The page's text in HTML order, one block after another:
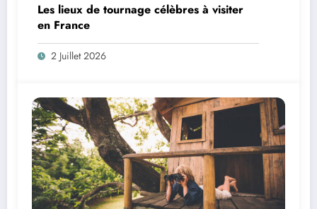
Les lieux de tournage célèbres à visiter
en France
2 Juillet 2026